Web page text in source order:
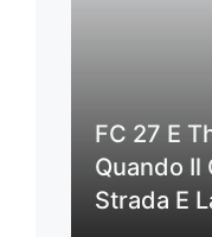
FC 27 E
Quando Il
Strada E